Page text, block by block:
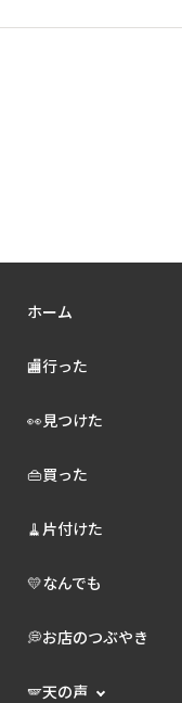
ホーム
🏬行った
👀見つけた
👜買った
🧹片付けた
💛なんでも
💭お店のつぶやき
🪽天の声